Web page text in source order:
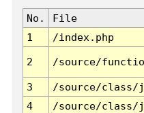
No. File
1
/index.php
2 /source/
3 /source/class/
4
/source/class/